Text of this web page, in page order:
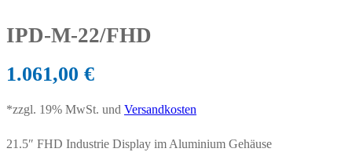
IPD-M-22/FHD
1.061,00 €
*zzgl. 19% MwSt. und Versandkosten
21.5″ FHD Industrie Display im Aluminium Gehäuse